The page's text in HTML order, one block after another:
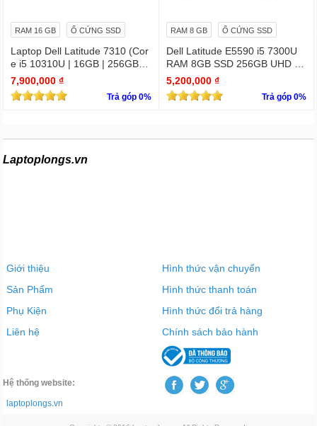
RAM 16 GB Ổ CỨNG SSD
Laptop Dell Latitude 7310 (Cor
e i5 10310U | 16GB | 256GB | I
ntel UHD | 13.3 FHD Cảm ứng
7,900,000 ₫
Trả góp 0%
RAM 8 GB Ổ CỨNG SSD
Dell Latitude E5590 i5 7300U
RAM 8GB SSD 256GB UHD Gr
aphics 620 15.6 INCH FHD
5,200,000 ₫
Trả góp 0%
Laptoplongs.vn
Giới thiệu
Sản Phẩm
Phụ Kiện
Liên hệ
Hình thức vận chuyển
Hình thức thanh toán
Hình thức đổi trả hàng
Chính sách bảo hành
Hệ thống website:
laptoplongs.vn